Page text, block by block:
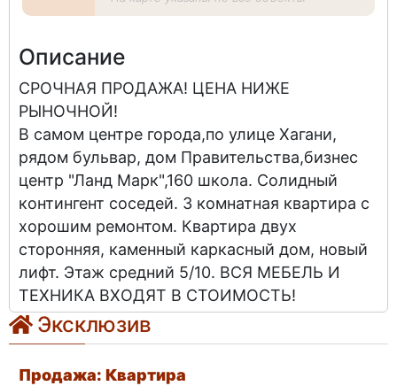
Описание
СРОЧНАЯ ПРОДАЖА! ЦЕНА НИЖЕ
РЫНОЧНОЙ!
В самом центре города,по улице Хагани,
рядом бульвар, дом Правительства,бизнес
центр "Ланд Марк",160 школа. Солидный
контингент соседей. 3 комнатная квартира с
хорошим ремонтом. Квартира двух
сторонняя, каменный каркасный дом, новый
лифт. Этаж средний 5/10. ВСЯ МЕБЕЛЬ И
ТЕХНИКА ВХОДЯТ В СТОИМОСТЬ!
Эксклюзив
Продажа: Квартира